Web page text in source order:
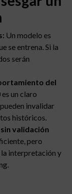
Un modelo es
se entrena. Si la
serán
del
un claro
invalidar
históricos.
validación
pero
interpretación y